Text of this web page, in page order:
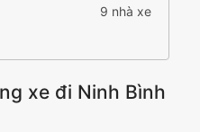
9 nhà xe
xe đi Ninh Bình